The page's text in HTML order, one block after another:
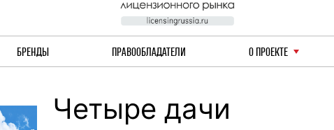
БРЕНДЫ ПРАВООБЛАДАТЕЛИ О ПРОЕКТЕ
Четыре дачи